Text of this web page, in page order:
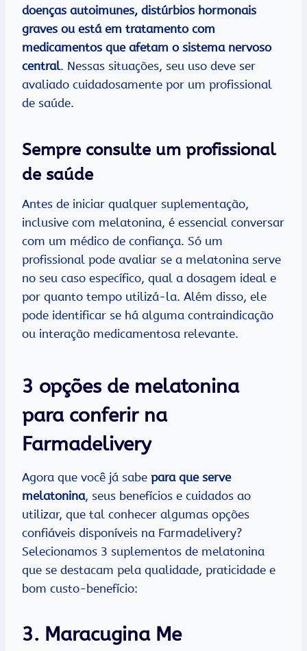
doenças autoimunes, distúrbios hormonais
graves ou está em tratamento com
medicamentos que afetam o sistema nervoso
central. Nessas situações, seu uso deve ser
avaliado cuidadosamente por um profissional
de saúde.
Sempre consulte um profissional
de saúde
Antes de iniciar qualquer suplementação,
inclusive com melatonina, é essencial conversar
com um médico de confiança. Só um
profissional pode avaliar se a melatonina serve
no seu caso específico, qual a dosagem ideal e
por quanto tempo utilizá-la. Além disso, ele
pode identificar se há alguma contraindicação
ou interação medicamentosa relevante.
3 opções de melatonina
para conferir na
Farmadelivery
Agora que você já sabe para que serve
melatonina, seus benefícios e cuidados ao
utilizar, que tal conhecer algumas opções
confiáveis disponíveis na Farmadelivery?
Selecionamos 3 suplementos de melatonina
que se destacam pela qualidade, praticidade e
bom custo-benefício:
3. Maracugina Me